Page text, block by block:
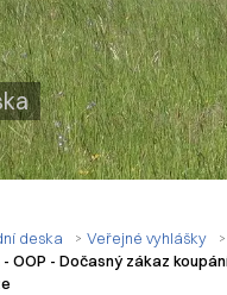
deska
Veřejné vyhlášky
OOP - Dočasný zákaz